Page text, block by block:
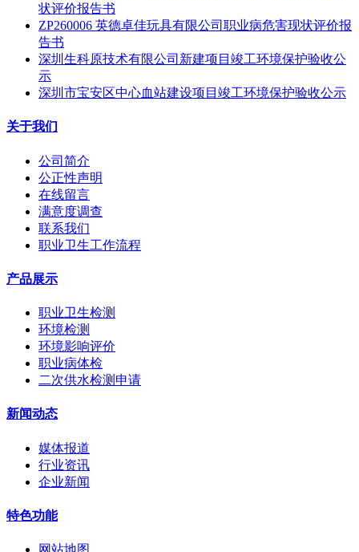
状评价报告书
ZP260006 英德卓佳玩具有限公司职业病危害现状评价报
告书
深圳生科原技术有限公司新建项目竣工环境保护验收公
示
深圳市宝安区中心血站建设项目竣工环境保护验收公示
关于我们
公司简介
公正性声明
在线留言
满意度调查
联系我们
职业卫生工作流程
产品展示
职业卫生检测
环境检测
环境影响评价
职业病体检
二次供水检测申请
新闻动态
媒体报道
行业资讯
企业新闻
特色功能